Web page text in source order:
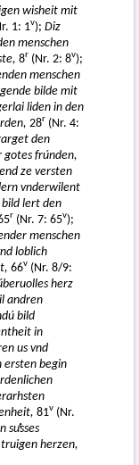
wisheit mit
1: 1v); Diz
menschen
8r (Nr. 2: 8v);
menschen
bilde mit
liden in den
28r (Nr. 4:
den
gotes frúnden,
ze versten
vnderwilent
lert den
r (Nr. 7: 65v);
menschen
loblich
66v (Nr. 8/9:
herz
andren
bild
in
us vnd
ersten begin
81v (Nr.
suͤsses
herzen,